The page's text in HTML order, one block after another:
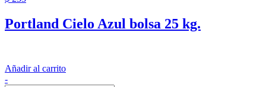
Portland Cielo Azul bolsa 25 kg.
Añadir al carrito
-